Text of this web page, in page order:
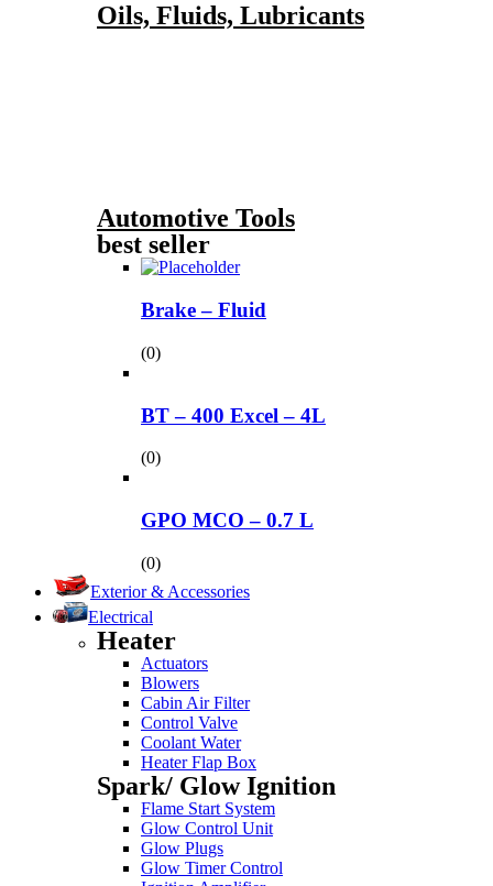
Oils, Fluids, Lubricants
Automotive Tools
best seller
Brake – Fluid
(0)
BT – 400 Excel – 4L
(0)
GPO MCO – 0.7 L
(0)
Exterior & Accessories
Electrical
Heater
Actuators
Blowers
Cabin Air Filter
Control Valve
Coolant Water
Heater Flap Box
Spark/ Glow Ignition
Flame Start System
Glow Control Unit
Glow Plugs
Glow Timer Control